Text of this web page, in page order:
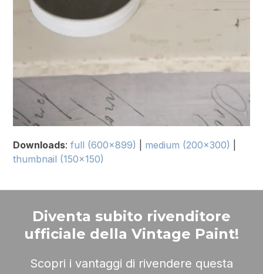
Downloads:full (600x899) medium (200x300)
thumbnail (150x150)
Diventa subito rivenditore
ufficiale della Vintage Paint!
Scopri i vantaggi di rivendere questa